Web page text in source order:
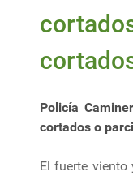
Policía
cortados o
El fuerte